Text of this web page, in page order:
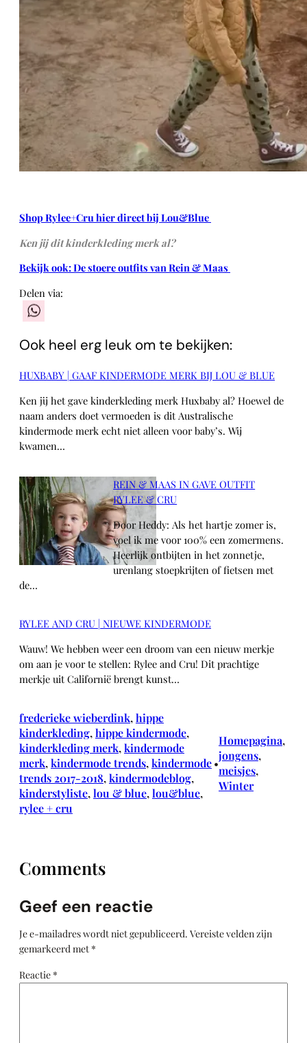
Shop Rylee+Cru hier direct bij Lou&Blue
Ken jij dit kinderkleding merk al?
Bekijk ook: De stoere outfits van Rein & Maas
Delen via:
Ook heel erg leuk om te bekijken:
HUXBABY | GAAF KINDERMODE MERK BIJ LOU & BLUE
Ken jij het gave kinderkleding merk Huxbaby al? Hoewel de
naam anders doet vermoeden is dit Australische
kindermode merk echt niet alleen voor baby’s. Wij
kwamen…
REIN & MAAS IN GAVE OUTFIT
RYLEE & CRU
Door Heddy: Als het hartje zomer is,
voel ik me voor 100% een zomermens.
Heerlijk ontbijten in het zonnetje,
urenlang stoepkrijten of fietsen met
de…
RYLEE AND CRU | NIEUWE KINDERMODE
Wauw! We hebben weer een droom van een nieuw merkje
om aan je voor te stellen: Rylee and Cru! Dit prachtige
merkje uit Californië brengt kunst…
frederieke wieberdink, hippe
kinderkleding, hippe kindermode
kinderkleding merk, kindermode
merk, kindermode trends, kindermode
trends 2017-2018, kindermodeblog
kinderstyliste, lou & blue, lou&blue
rylee + cru
•
Homepagina
jongens
meisjes
Winter
Comments
Geef een reactie
Je e-mailadres wordt niet gepubliceerd. Vereiste velden zijn
gemarkeerd met *
Reactie *